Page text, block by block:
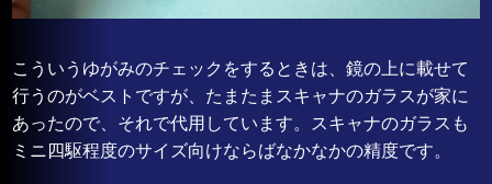
こういうゆがみのチェックをするときは、鏡の上に載せて
行うのがベストですが、たまたまスキャナのガラスが家に
あったので、それで代用しています。スキャナのガラスも
ミニ四駆程度のサイズ向けならばなかなかの精度です。